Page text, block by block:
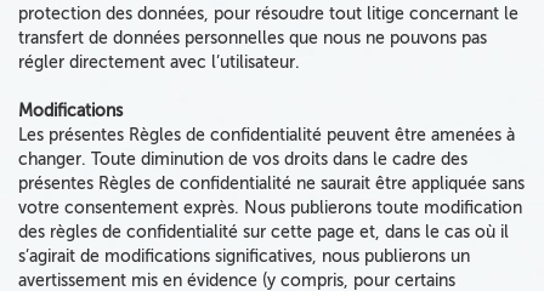
protection des données, pour résoudre tout litige concernant le
transfert de données personnelles que nous ne pouvons pas
régler directement avec l’utilisateur.
Modifications
Les présentes Règles de confidentialité peuvent être amenées à
changer. Toute diminution de vos droits dans le cadre des
présentes Règles de confidentialité ne saurait être appliquée sans
votre consentement exprès. Nous publierons toute modification
des règles de confidentialité sur cette page et, dans le cas où il
s’agirait de modifications significatives, nous publierons un
avertissement mis en évidence (y compris, pour certains